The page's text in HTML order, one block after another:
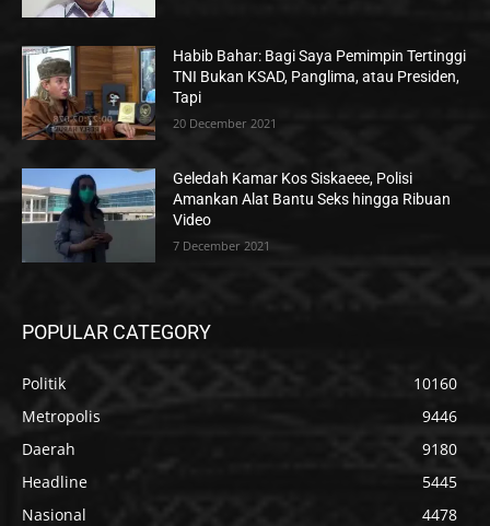
Habib Bahar: Bagi Saya Pemimpin Tertinggi
TNI Bukan KSAD, Panglima, atau Presiden,
Tapi
20 December 2021
Geledah Kamar Kos Siskaeee, Polisi
Amankan Alat Bantu Seks hingga Ribuan
Video
7 December 2021
POPULAR CATEGORY
Politik
10160
Metropolis
9446
Daerah
9180
Headline
5445
Nasional
4478